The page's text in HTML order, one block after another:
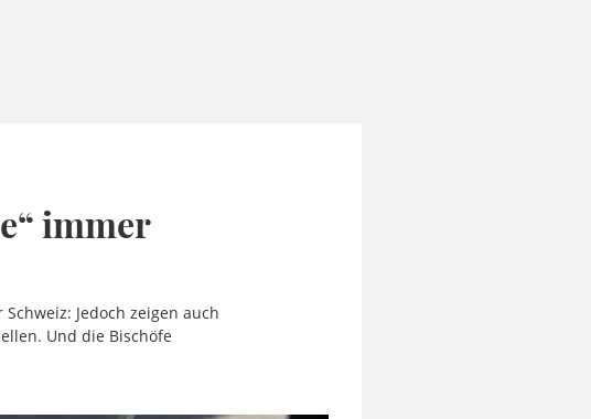
immer
Jedoch zeigen auch
Und die Bischöfe